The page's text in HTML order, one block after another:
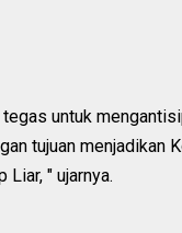
untuk
tujuan menjadikan
Liar, " ujarnya.